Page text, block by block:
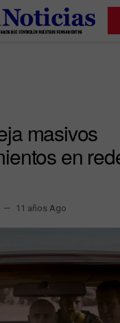
masivos
en
11 años Ago